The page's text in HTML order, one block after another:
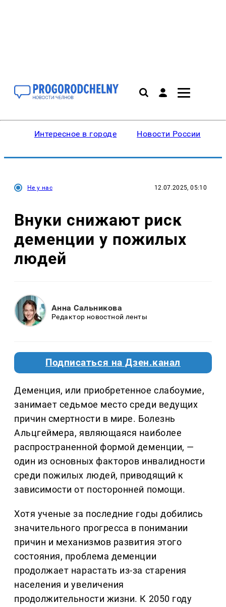
Интересное в городе Новости России
Не у нас 12.07.2025, 05:10
Внуки снижают риск
деменции у пожилых
людей
Анна Сальникова
Редактор новостной ленты
Подписаться на Дзен.канал
Деменция, или приобретенное слабоумие,
занимает седьмое место среди ведущих
причин смертности в мире. Болезнь
Альцгеймера, являющаяся наиболее
распространенной формой деменции, —
один из основных факторов инвалидности
среди пожилых людей, приводящий к
зависимости от посторонней помощи.
Хотя ученые за последние годы добились
значительного прогресса в понимании
причин и механизмов развития этого
состояния, проблема деменции
продолжает нарастать из-за старения
населения и увеличения
продолжительности жизни. К 2050 году